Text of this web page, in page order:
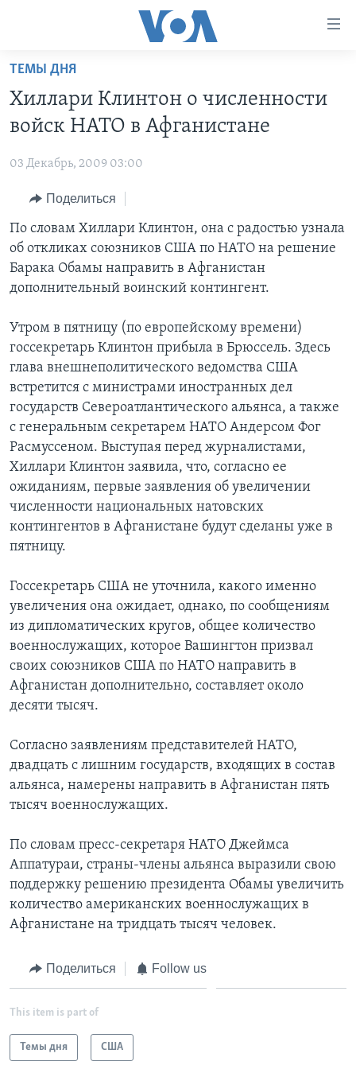
Перейти
основной
контент
навигации
Перейти
поиск
ПРОГРАММЫ
НОВОСТИ ЗА МИНУТУ
ИТОГИ
ПОЧЕМУ ЭТО ВАЖНО?
ДЕТАЛИ
АМЕРИКА. БОЛЬШОЕ ПУТЕШЕСТВИЕ
УЧИМ АНГЛИЙСКИЙ
НАША АМЕРИКАНСКАЯ ИСТОРИЯ
А КАК В АМЕРИКЕ?
АМЕРИКАНСКИЕ ГОРОДКИ
ЭКСПЕРТИЗА
ИНТЕРВЬЮ
ФАКТЫ ПРОТИВ ФЕЙКОВ
ЗА СВОБОДУ ПРЕССЫ
УЧИМ АНГЛИЙСКИЙ
ПОДПИСКА НА НОВОСТИ
Learning English
СОЦИАЛЬНЫЕ СЕТИ
Языки
ТЕМЫ ДНЯ
Хиллари Клинтон о численности
войск НАТО в Афганистане
03 Декабрь, 2009 03:00
Поделиться
По словам Хиллари Клинтон, она с радостью узнала
об откликах союзников США по НАТО на решение
Барака Обамы направить в Афганистан
дополнительный воинский контингент.
Утром в пятницу (по европейскому времени)
госсекретарь Клинтон прибыла в Брюссель. Здесь
глава внешнеполитического ведомства США
встретится с министрами иностранных дел
государств Североатлантического альянса, а также
с генеральным секретарем НАТО Андерсом Фог
Расмуссеном. Выступая перед журналистами,
Хиллари Клинтон заявила, что, согласно ее
ожиданиям, первые заявления об увеличении
численности национальных натовских
контингентов в Афганистане будут сделаны уже в
пятницу.
Госсекретарь США не уточнила, какого именно
увеличения она ожидает, однако, по сообщениям
из дипломатических кругов, общее количество
военнослужащих, которое Вашингтон призвал
своих союзников США по НАТО направить в
Афганистан дополнительно, составляет около
десяти тысяч.
Согласно заявлениям представителей НАТО,
двадцать с лишним государств, входящих в состав
альянса, намерены направить в Афганистан пять
тысяч военнослужащих.
По словам пресс-секретаря НАТО Джеймса
Аппатураи, страны-члены альянса выразили свою
поддержку решению президента Обамы увеличить
количество американских военнослужащих в
Афганистане на тридцать тысяч человек.
Поделиться Follow us
This item is part of
Темы дня США